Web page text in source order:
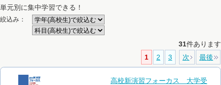
単元別に集中学習できる！
絞込み：
31件あります
1
2 3 次 最後
高校新演習フォーカス 大学受